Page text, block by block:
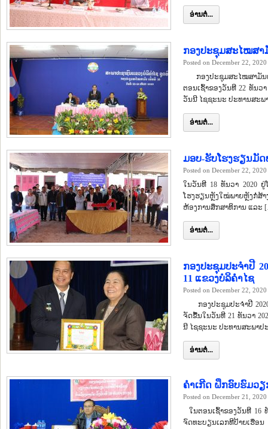
ອ່ານຕໍ່...
ກອງປະຊຸມສະໄໝສາ
Posted on December 22, 2020
ກອງປະຊຸມສະໄໝສາມັນເ
ຕອນເຊົ້າຂອງວັນທີ 22 ທັນວ
ວັນນີ ໄຊຊະນະ ປະທານສະພ
ອ່ານຕໍ່...
ມອບ-ຮັບໂຮງຮຽນມັ
Posted on December 22, 2020
ໃນວັນທີ 18 ທັນວາ 2020
ໂຮງຮຽນຫຼັງໃໝ່ພາຍຫຼັງກໍ່ສ້
ຫ້ອງການສຶກສາທິການ ແລະ
ອ່ານຕໍ່...
ກອງປະຊຸມປະຈຳປີ
11 ແຂວງບໍລິຄຳໄຊ
Posted on December 22, 2020
ກອງປະຊຸມປະຈຳປີ 2020
ຈັດຂື້ນໃນວັນທີ 21 ທັນວາ
ນີ ໄຊຊະນະ ປະທານສະພາປ
ອ່ານຕໍ່...
ຄຳເກີດ ຝຶກອົບຮົມວຽ
Posted on December 21, 2020
ໃນຕອນເຊົ້າຂອງວັນທີ 16
ຈົດທະບຽນເລກທີປ້າຍເຮືອ